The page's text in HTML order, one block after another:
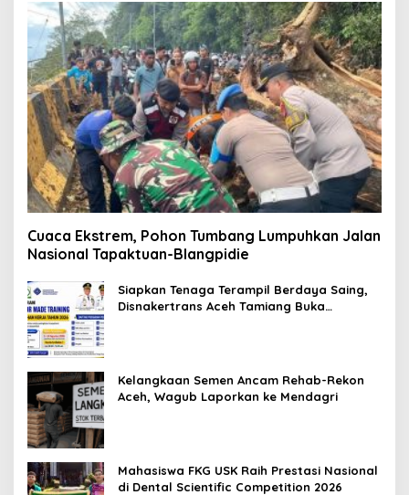
Cuaca Ekstrem, Pohon Tumbang Lumpuhkan Jalan
Nasional Tapaktuan-Blangpidie
Siapkan Tenaga Terampil Berdaya Saing,
Disnakertrans Aceh Tamiang Buka
Kelangkaan Semen Ancam Rehab-Rekon
Aceh, Wagub Laporkan ke Mendagri
Mahasiswa FKG USK Raih Prestasi Nasional
di Dental Scientific Competition 2026